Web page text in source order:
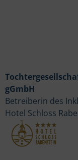
gGmbH
Betreiberin des
Hotel Schloss